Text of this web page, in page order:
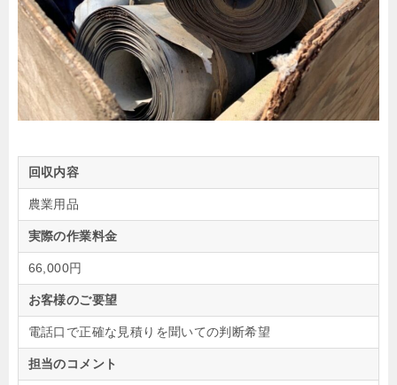
回収内容
農業用品
実際の作業料金
66,000円
お客様のご要望
電話口で正確な見積りを聞いての判断希望
担当のコメント